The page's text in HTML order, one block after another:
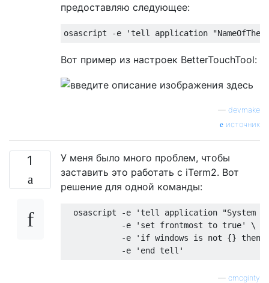
предоставляю следующее:
osascript -e 'tell application
Вот пример из настроек BetterTouchTool:
devmake
источник
1
У меня было много проблем, чтобы
заставить это работать с iTerm2. Вот
решение для одной команды:
  osascript
-e
'tell application "System
-e 'set frontmost to true'
\
-e
'if windows is not {} then
-e 'end tell'
cmcginty